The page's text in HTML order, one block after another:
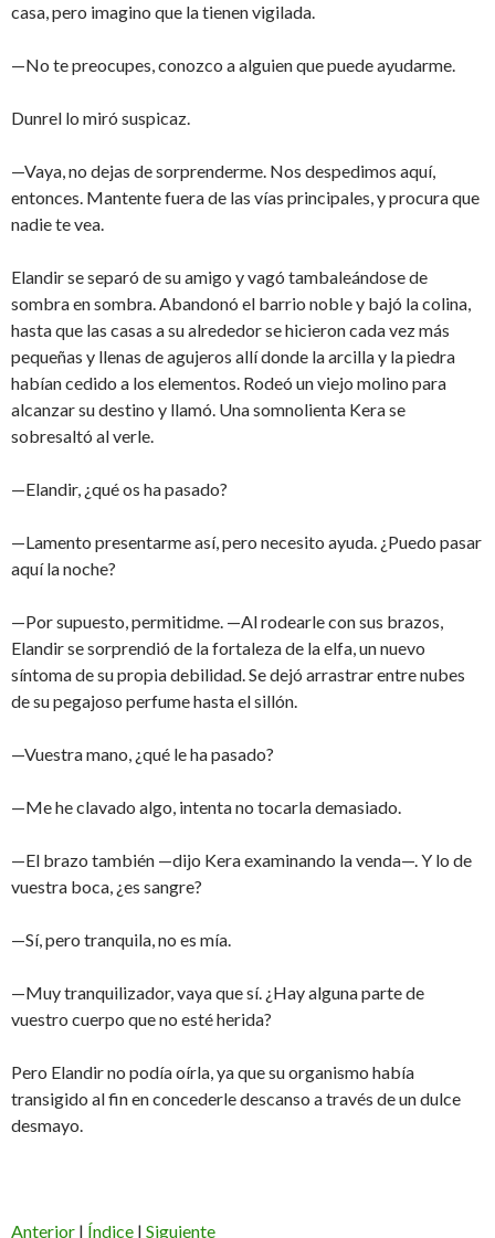
casa, pero imagino que la tienen vigilada.
—No te preocupes, conozco a alguien que puede ayudarme.
Dunrel lo miró suspicaz.
—Vaya, no dejas de sorprenderme. Nos despedimos aquí,
entonces. Mantente fuera de las vías principales, y procura que
nadie te vea.
Elandir se separó de su amigo y vagó tambaleándose de
sombra en sombra. Abandonó el barrio noble y bajó la colina,
hasta que las casas a su alrededor se hicieron cada vez más
pequeñas y llenas de agujeros allí donde la arcilla y la piedra
habían cedido a los elementos. Rodeó un viejo molino para
alcanzar su destino y llamó. Una somnolienta Kera se
sobresaltó al verle.
—Elandir, ¿qué os ha pasado?
—Lamento presentarme así, pero necesito ayuda. ¿Puedo pasar
aquí la noche?
—Por supuesto, permitidme. —Al rodearle con sus brazos,
Elandir se sorprendió de la fortaleza de la elfa, un nuevo
síntoma de su propia debilidad. Se dejó arrastrar entre nubes
de su pegajoso perfume hasta el sillón.
—Vuestra mano, ¿qué le ha pasado?
—Me he clavado algo, intenta no tocarla demasiado.
—El brazo también —dijo Kera examinando la venda—. Y lo de
vuestra boca, ¿es sangre?
—Sí, pero tranquila, no es mía.
—Muy tranquilizador, vaya que sí. ¿Hay alguna parte de
vuestro cuerpo que no esté herida?
Pero Elandir no podía oírla, ya que su organismo había
transigido al fin en concederle descanso a través de un dulce
desmayo.
Anterior | Índice | Siguiente